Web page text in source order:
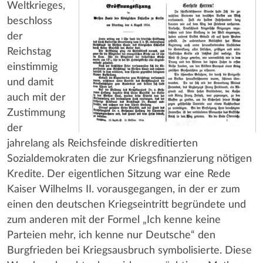
Weltkrieges,
beschloss
der
Reichstag
einstimmig
und damit
auch mit der
Zustimmung
der
jahrelang als Reichsfeinde diskreditierten
Sozialdemokraten die zur Kriegsfinanzierung nötigen
Kredite. Der eigentlichen Sitzung war eine Rede
Kaiser Wilhelms II. vorausgegangen, in der er zum
einen den deutschen Kriegseintritt begründete und
zum anderen mit der Formel „Ich kenne keine
Parteien mehr, ich kenne nur Deutsche“ den
Burgfrieden bei Kriegsausbruch symbolisierte. Diese